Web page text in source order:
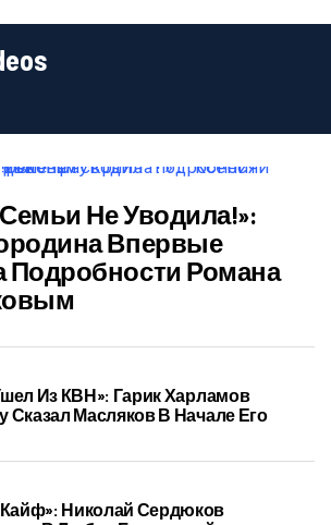
Не Уводила!»:
Впервые
Подробности Романа
Из КВН»: Гарик Харламов
Сказал Масляков В Начале Его
Николай Сердюков